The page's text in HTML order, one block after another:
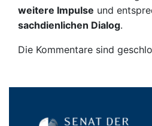
weitere Impulse und
sachdienlichen Dialog.
Die Kommentare sind